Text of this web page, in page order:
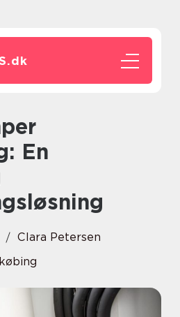
dk
En
Clara Petersen